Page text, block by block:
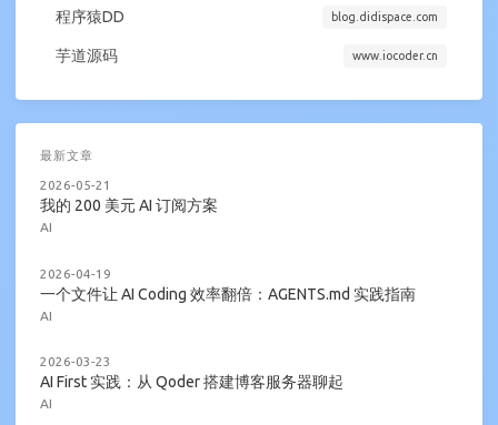
程序猿DD blog.didispace.com
芋道源码 www.iocoder.cn
最新文章
2026-05-21
我的 200 美元 AI 订阅方案
AI
2026-04-19
一个文件让 AI Coding 效率翻倍：AGENTS.md 实践指南
AI
2026-03-23
AI First 实践：从 Qoder 搭建博客服务器聊起
AI